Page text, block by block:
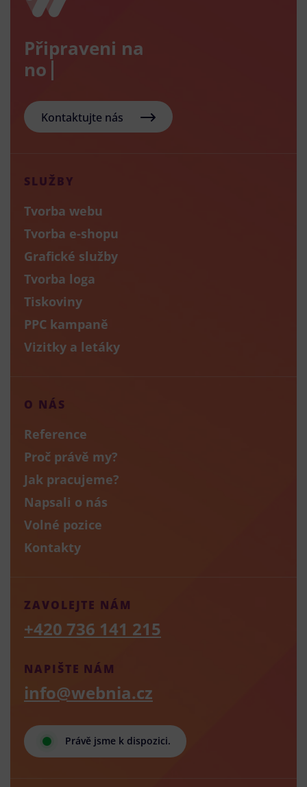
Připraveni na
nový e-
Kontaktujte nás
SLUŽBY
Tvorba webu
Tvorba e-shopu
Grafické služby
Tvorba loga
Tiskoviny
PPC kampaně
Vizitky a letáky
O NÁS
Reference
Proč právě my?
Jak pracujeme?
Napsali o nás
Volné pozice
Kontakty
Právě jsme k dispozici.
NAPIŠTE NÁM
info@webnia.cz
ZAVOLEJTE NÁM
+420 736 141 215